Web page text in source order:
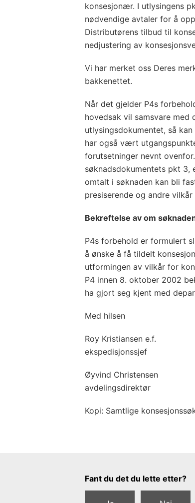
konsesjonær. I utlysingens
nødvendige avtaler for å
Distributørens tilbud til
nedjustering av
Vi har merket oss Deres
bakkenettet.
Når det gjelder P4s
hovedsak vil samsvare med
utlysingsdokumentet, så
har også vært
forutsetninger nevnt
søknadsdokumentets pkt
omtalt i søknaden kan bli
presiserende og andre
Bekreftelse av om
P4s forbehold er formulert
å ønske å få tildelt
utformingen av vilkår for
P4 innen 8. oktober 2002
ha gjort seg kjent med
Med hilsen
Roy Kristiansen e.f.
ekspedisjonssjef
Øyvind Christensen
avdelingsdirektør
Kopi: Samtlige
Tilbakemeldingsskjema
Fant du det du lette etter?